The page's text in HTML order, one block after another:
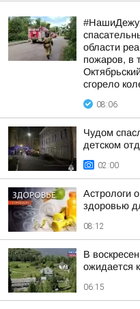
области
пожаров, в
сгорело
08:06
Чудом
детском
02:00
Астрологи
здоровью
08:12
В
ожидается
06:15